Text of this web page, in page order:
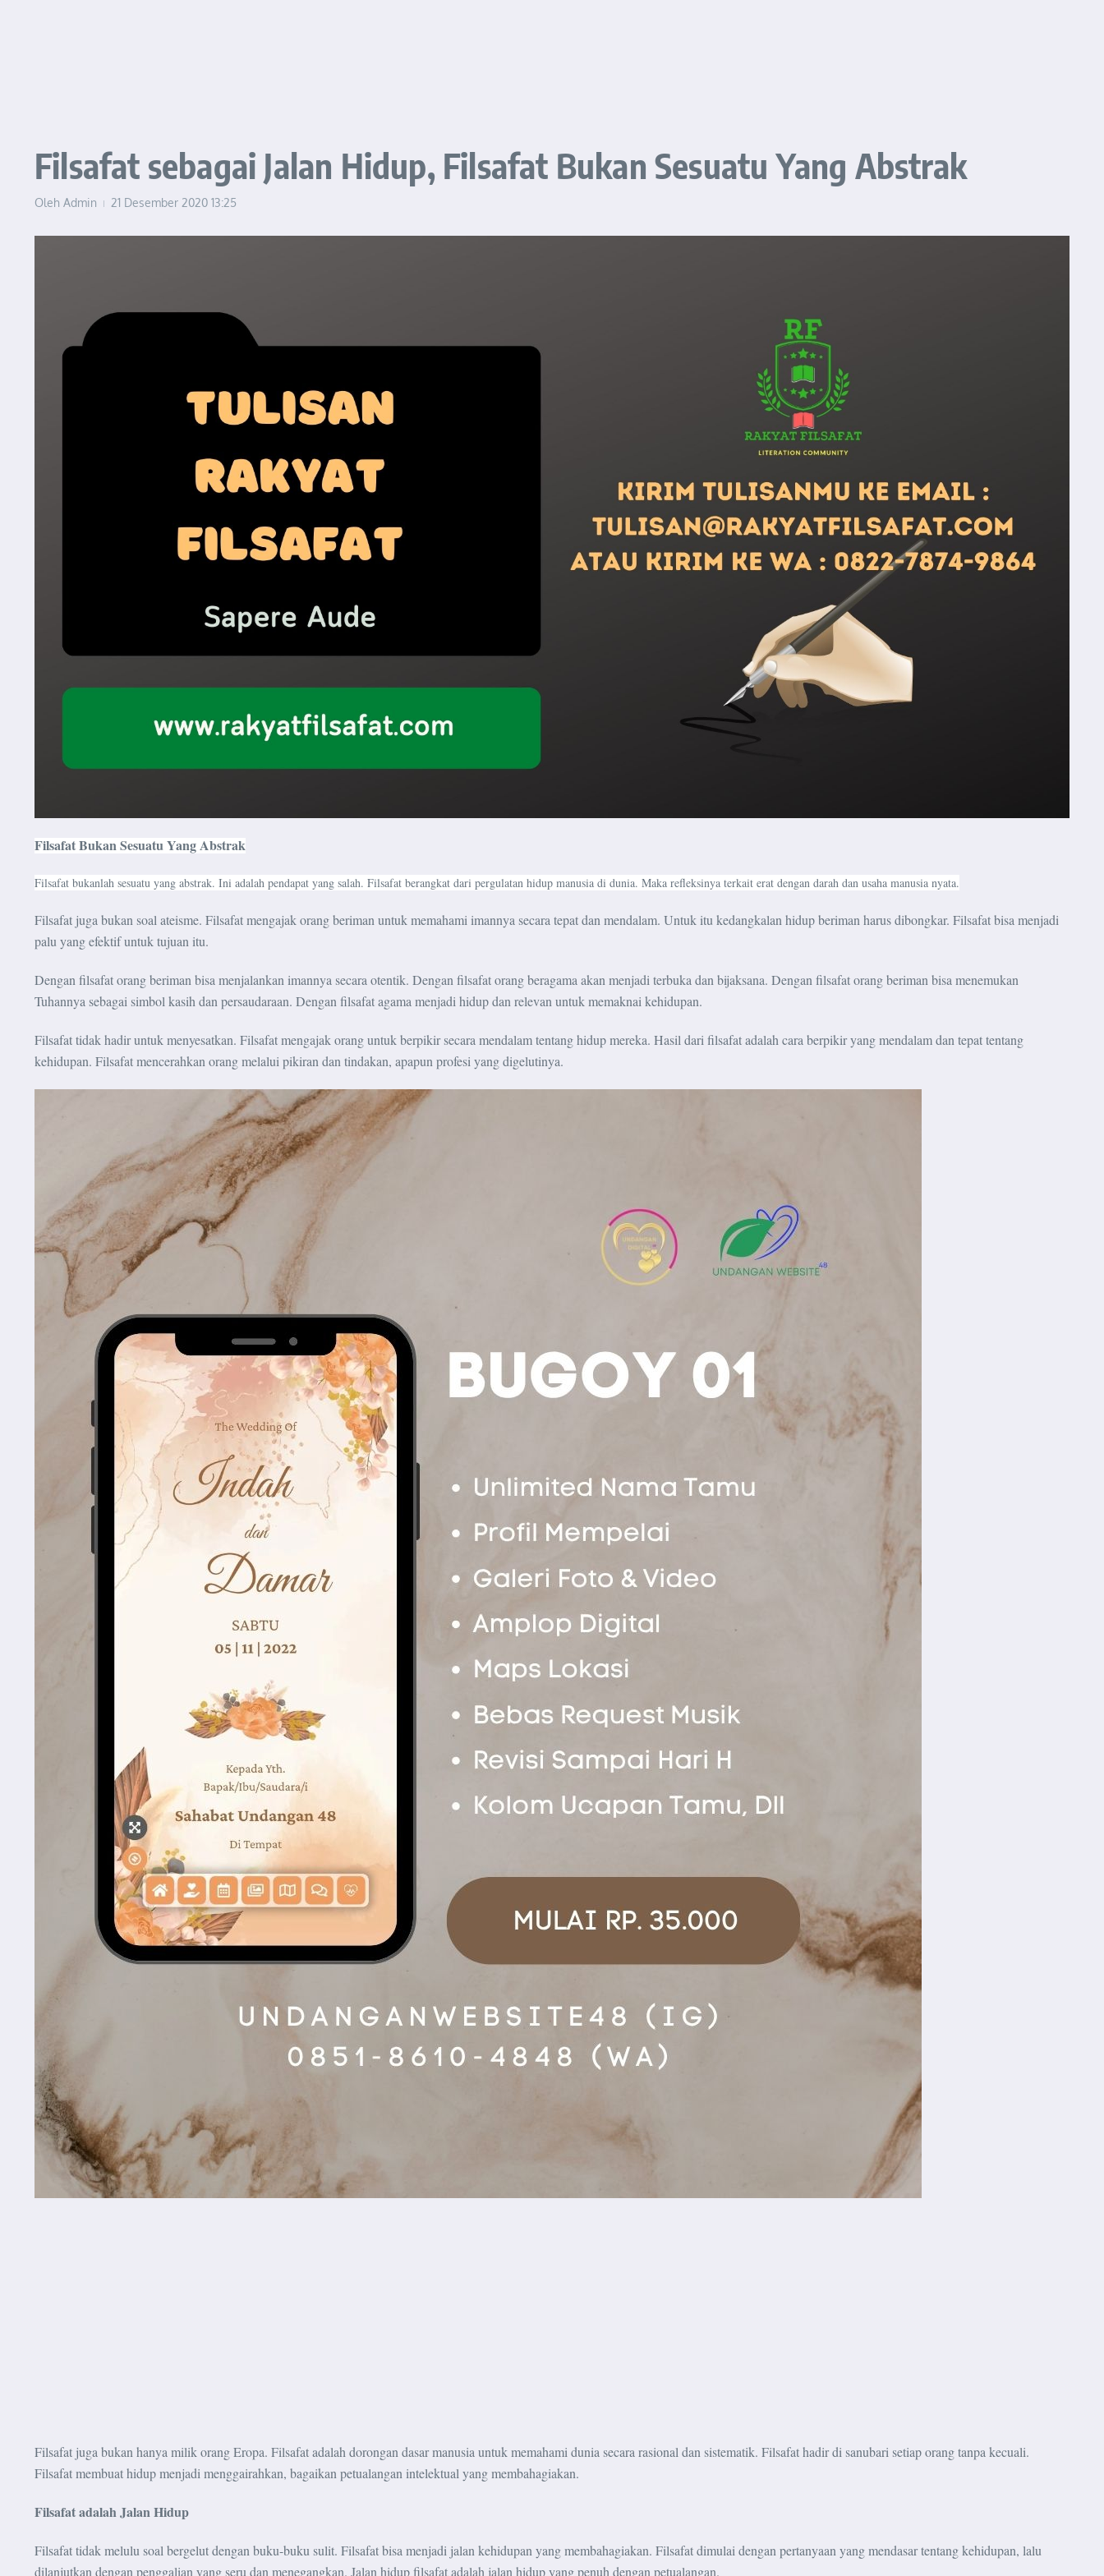
Filsafat sebagai Jalan Hidup, Filsafat Bukan Sesuatu Yang Abstrak
Oleh Admin 21 Desember 2020 13:25
Filsafat Bukan Sesuatu Yang Abstrak
Filsafat bukanlah sesuatu yang abstrak. Ini adalah pendapat yang salah. Filsafat berangkat dari pergulatan hidup manusia di dunia. Maka refleksinya terkait erat dengan darah dan usaha manusia nyata.
Filsafat juga bukan soal ateisme. Filsafat mengajak orang beriman untuk memahami imannya secara tepat dan mendalam. Untuk itu kedangkalan hidup beriman harus dibongkar. Filsafat bisa menjadi
palu yang efektif untuk tujuan itu.
Dengan filsafat orang beriman bisa menjalankan imannya secara otentik. Dengan filsafat orang beragama akan menjadi terbuka dan bijaksana. Dengan filsafat orang beriman bisa menemukan
Tuhannya sebagai simbol kasih dan persaudaraan. Dengan filsafat agama menjadi hidup dan relevan untuk memaknai kehidupan.
Filsafat tidak hadir untuk menyesatkan. Filsafat mengajak orang untuk berpikir secara mendalam tentang hidup mereka. Hasil dari filsafat adalah cara berpikir yang mendalam dan tepat tentang
kehidupan. Filsafat mencerahkan orang melalui pikiran dan tindakan, apapun profesi yang digelutinya.
Filsafat juga bukan hanya milik orang Eropa. Filsafat adalah dorongan dasar manusia untuk memahami dunia secara rasional dan sistematik. Filsafat hadir di sanubari setiap orang tanpa kecuali.
Filsafat membuat hidup menjadi menggairahkan, bagaikan petualangan intelektual yang membahagiakan.
Filsafat adalah Jalan Hidup
Filsafat tidak melulu soal bergelut dengan buku-buku sulit. Filsafat bisa menjadi jalan kehidupan yang membahagiakan. Filsafat dimulai dengan pertanyaan yang mendasar tentang kehidupan, lalu
dilanjutkan dengan penggalian yang seru dan menegangkan. Jalan hidup filsafat adalah jalan hidup yang penuh dengan petualangan.